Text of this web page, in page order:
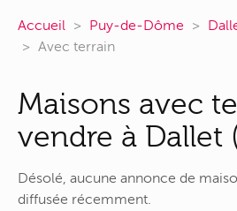
Accueil Puy-de-Dôme
Avec terrain
Maisons avec
vendre à Dallet
Désolé, aucune annonce de
diffusée récemment.